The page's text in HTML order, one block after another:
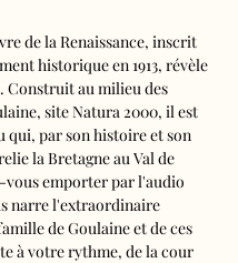
de la Renaissance, inscrit
historique en 1913, révèle
Construit au milieu des
site Natura 2000, il est
qui, par son histoire et son
la Bretagne au Val de
vous emporter par l'audio
narre l'extraordinaire
de Goulaine et de ces
à votre rythme, de la cour